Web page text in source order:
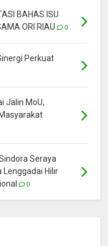
BAHAS ISU
ORI RIAU
0
Perkuat
Jalin MoU,
Seraya
Lenggadai Hilir
0